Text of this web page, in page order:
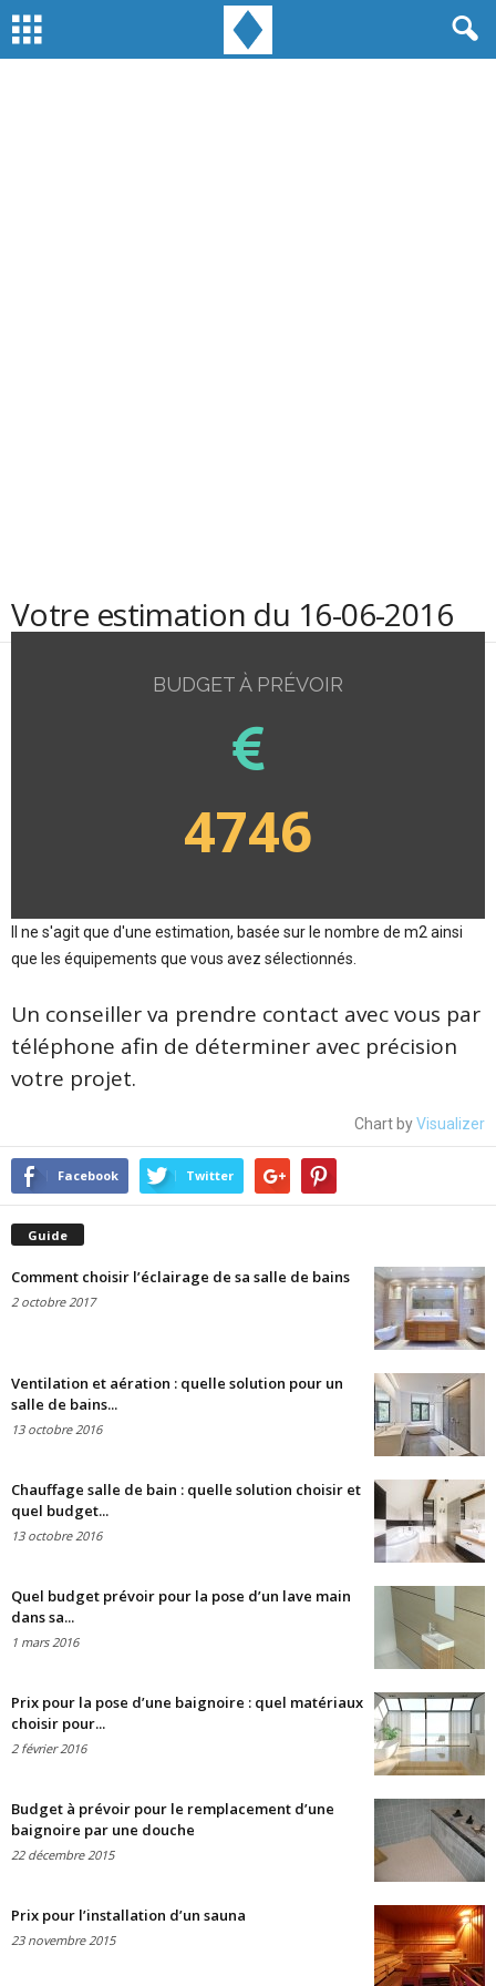
Votre estimation du 16-06-2016
BUDGET À PRÉVOIR
4746
Il ne s'agit que d'une estimation, basée sur le nombre de m2 ainsi
que les équipements que vous avez sélectionnés.
Un conseiller va prendre contact avec vous par
téléphone afin de déterminer avec précision
votre projet.
Chart byVisualizer
Facebook Twitter
Guide
Comment choisir l’éclairage de sa salle de bains
2 octobre 2017
Ventilation et aération : quelle solution pour un
salle de bains...
13 octobre 2016
Chauffage salle de bain : quelle solution choisir et
quel budget...
13 octobre 2016
Quel budget prévoir pour la pose d’un lave main
dans sa...
1 mars 2016
Prix pour la pose d’une baignoire : quel matériaux
choisir pour...
2 février 2016
Budget à prévoir pour le remplacement d’une
baignoire par une douche
22 décembre 2015
Prix pour l’installation d’un sauna
23 novembre 2015